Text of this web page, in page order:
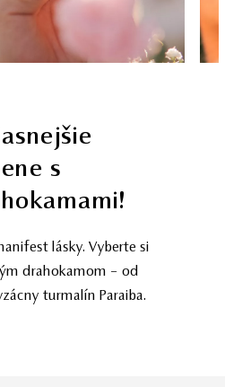
prsteňov 2025 –
mix kovov, prírodné
ako vybrať jedinečný